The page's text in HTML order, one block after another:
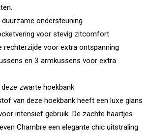
ondersteuning
voor stevig zitcomfort
rechterzijde voor extra ontspanning
en 3 armkussens voor extra
zwarte hoekbank
van deze hoekbank heeft een luxe glans
intensief gebruik. De zachte haartjes
Chambre een elegante chic uitstraling.